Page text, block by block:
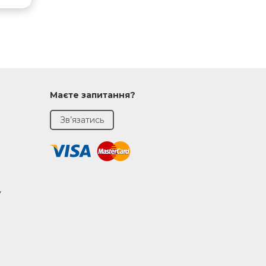
Маєте запитання?
Зв’язатись